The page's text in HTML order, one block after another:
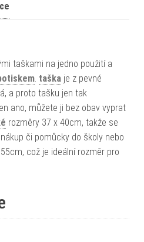
taškami na jedno použití a
. taška je z pevné
a proto tašku jen tak
ano, můžete ji bez obav vyprat
rozměry 37 x 40cm, takže se
či pomůcky do školy nebo
což je ideální rozměr pro